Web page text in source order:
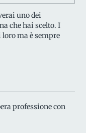
uno dei
che hai scelto. I
ma è sempre
professione con